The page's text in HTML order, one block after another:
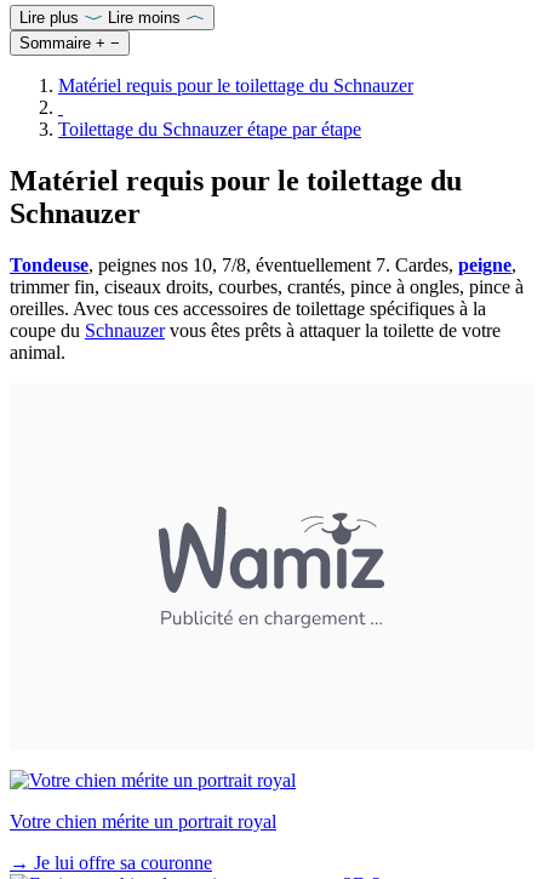
Lire plus
Lire moins
Sommaire + −
Matériel requis pour le toilettage du Schnauzer
Toilettage du Schnauzer étape par étape
Matériel requis pour le toilettage du
Schnauzer
Tondeuse, peignes nos 10, 7/8, éventuellement 7. Cardes, peigne,
trimmer fin, ciseaux droits, courbes, crantés, pince à ongles, pince à
oreilles. Avec tous ces accessoires de toilettage spécifiques à la
coupe du Schnauzervous êtes prêts à attaquer la toilette de votre
animal.
Votre chien mérite un portrait royal
→ Je lui offre sa couronne